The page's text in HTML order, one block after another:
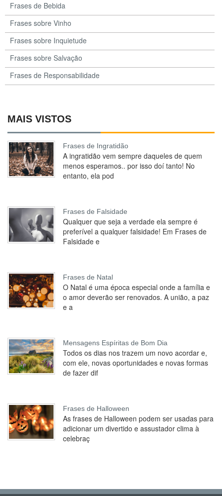
Frases de Bebida
Frases sobre Vinho
Frases sobre Inquietude
Frases sobre Salvação
Frases de Responsabilidade
MAIS VISTOS
Frases de Ingratidão
A ingratidão vem sempre daqueles de quem
menos esperamos.. por isso doí tanto! No
entanto, ela pod
Frases de Falsidade
Qualquer que seja a verdade ela sempre é
preferível a qualquer falsidade! Em Frases de
Falsidade e
Frases de Natal
O Natal é uma época especial onde a família e
o amor deverão ser renovados. A união, a paz
e a
Mensagens Espíritas de Bom Dia
Todos os dias nos trazem um novo acordar e,
com ele, novas oportunidades e novas formas
de fazer dif
Frases de Halloween
As frases de Halloween podem ser usadas para
adicionar um divertido e assustador clima à
celebraç